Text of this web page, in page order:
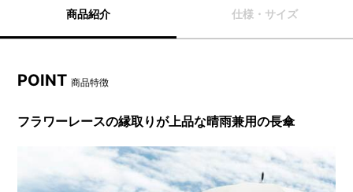
商品紹介 仕様・サイズ
POINT商品特徴
フラワーレースの縁取りが上品な晴雨兼用の長傘